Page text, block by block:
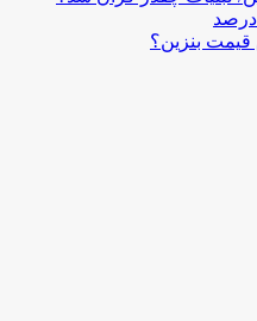
قیمت بنزین؟